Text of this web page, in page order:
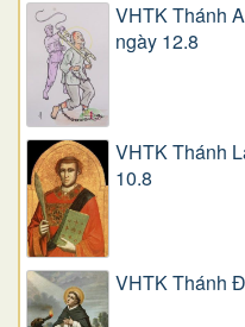
VHTK Thánh
ngày 12.8
VHTK Thánh
10.8
VHTK Thánh